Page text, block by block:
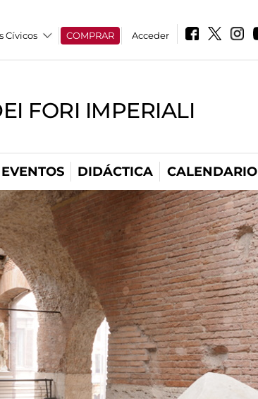
Cívicos COMPRAR Acceder
FORI IMPERIALI
EVENTOS DIDÁCTICA CALENDARIO